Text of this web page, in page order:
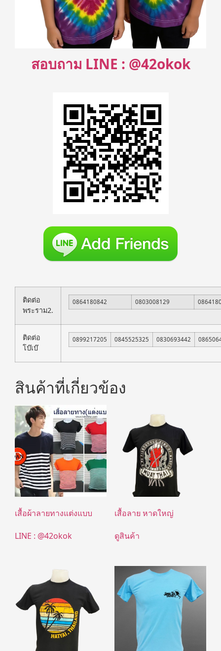
สอบถาม LINE : @42okok
ติดต่อ
พระราม2.
0864180842 0803008129
ติดต่อ
โบ๊เบ๊
0899217205 0845525325 0830693442
สินค้าที่เกี่ยวข้อง
เสื้อผ้าลายทางแต่งแบบ
LINE : @42okok
เสื้อลาย หาดใหญ่
ดูสินค้า